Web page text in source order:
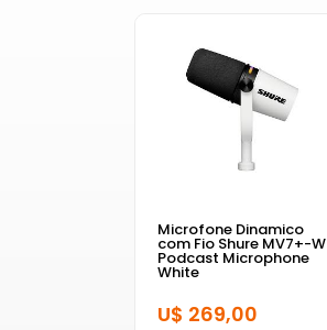
Microfone Dinamico
com Fio Shure MV7+-W
Podcast Microphone
White
U$ 269,00